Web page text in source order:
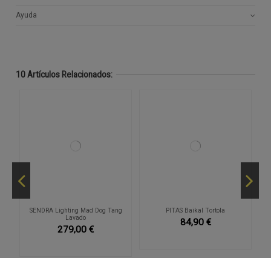
Ayuda
10 Artículos Relacionados:
SENDRA Lighting Mad Dog Tang
Lavado
279,00 €
PITAS Baikal Tortola
84,90 €